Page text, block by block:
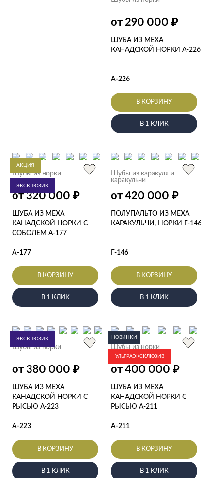
от 290 000 ₽
ШУБА ИЗ МЕХА
КАНАДСКОЙ НОРКИ А-226
А-226
В КОРЗИНУ
В 1 КЛИК
АКЦИЯ
ЭКСКЛЮЗИВ
Шубы из норки
от 320 000 ₽
ШУБА ИЗ МЕХА
КАНАДСКОЙ НОРКИ С
СОБОЛЕМ А-177
А-177
В КОРЗИНУ
В 1 КЛИК
Шубы из каракуля и
каракульчи
от 420 000 ₽
ПОЛУПАЛЬТО ИЗ МЕХА
КАРАКУЛЬЧИ, НОРКИ Г-146
Г-146
В КОРЗИНУ
В 1 КЛИК
ЭКСКЛЮЗИВ
Шубы из норки
от 380 000 ₽
ШУБА ИЗ МЕХА
КАНАДСКОЙ НОРКИ С
РЫСЬЮ А-223
А-223
В КОРЗИНУ
В 1 КЛИК
НОВИНКИ
УЛЬТРАЭКСКЛЮЗИВ
Шубы из норки
от 400 000 ₽
ШУБА ИЗ МЕХА
КАНАДСКОЙ НОРКИ С
РЫСЬЮ А-211
А-211
В КОРЗИНУ
В 1 КЛИК